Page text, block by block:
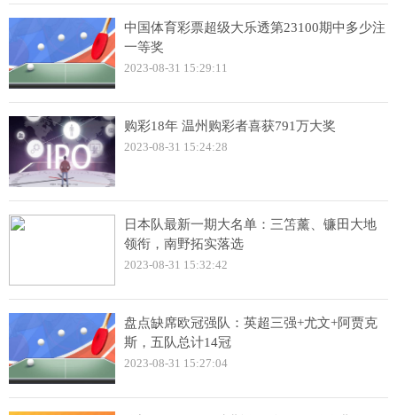
中国体育彩票超级大乐透第23100期中多少注
一等奖
2023-08-31 15:29:11
购彩18年 温州购彩者喜获791万大奖
2023-08-31 15:24:28
日本队最新一期大名单：三笘薰、镰田大地
领衔，南野拓实落选
2023-08-31 15:32:42
盘点缺席欧冠强队：英超三强+尤文+阿贾克
斯，五队总计14冠
2023-08-31 15:27:04